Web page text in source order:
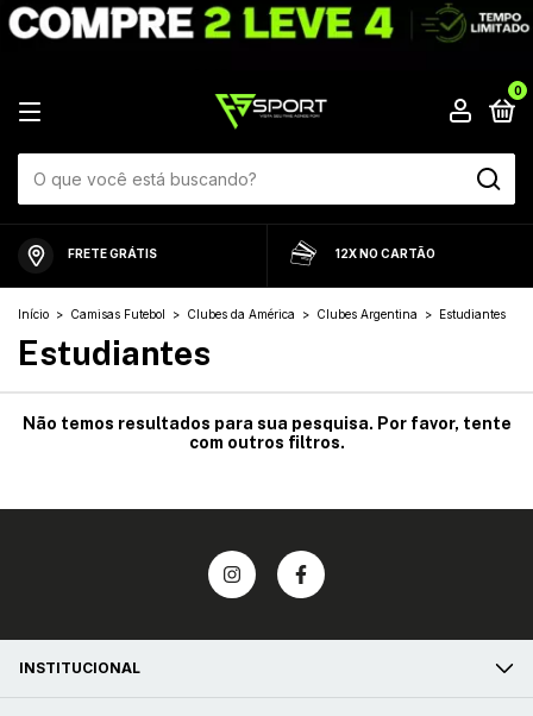
0
FRETE GRÁTIS 12X NO CARTÃO
Início > Camisas Futebol > Clubes da América > Clubes Argentina > Estudiantes
Estudiantes
Não temos resultados para sua pesquisa. Por favor, tente
com outros filtros.
INSTITUCIONAL